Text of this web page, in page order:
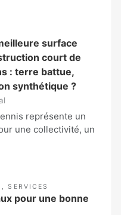
surface
court de
: terre battue,
synthétique ?
représente un
une collectivité, un
,SERVICES
pour une bonne